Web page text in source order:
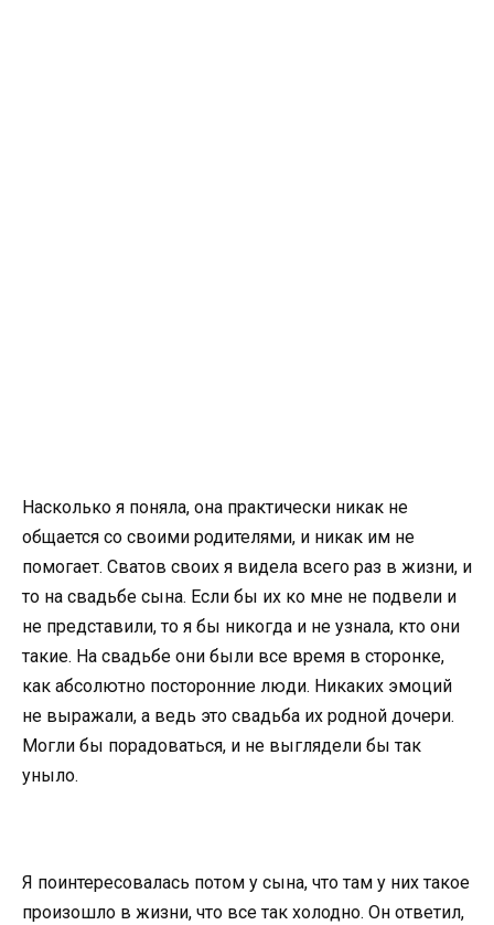
Насколько я поняла, она практически никак не
общается со своими родителями, и никак им не
помогает. Сватов своих я видела всего раз в жизни, и
то на свадьбе сына. Если бы их ко мне не подвели и
не представили, то я бы никогда и не узнала, кто они
такие. На свадьбе они были все время в сторонке,
как абсолютно посторонние люди. Никаких эмоций
не выражали, а ведь это свадьба их родной дочери.
Могли бы порадоваться, и не выглядели бы так
уныло.
Я поинтересовалась потом у сына, что там у них такое
произошло в жизни, что все так холодно. Он ответил,